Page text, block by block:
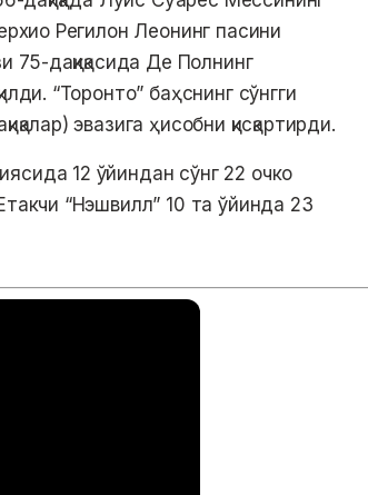
Регилон Леонинг пасини
75-дақиқасида Де Полнинг
“Торонто” баҳснинг сўнгги
эвазига ҳисобни қисқартирди.
12 ўйиндан сўнг 22 очко
“Нэшвилл” 10 та ўйинда 23